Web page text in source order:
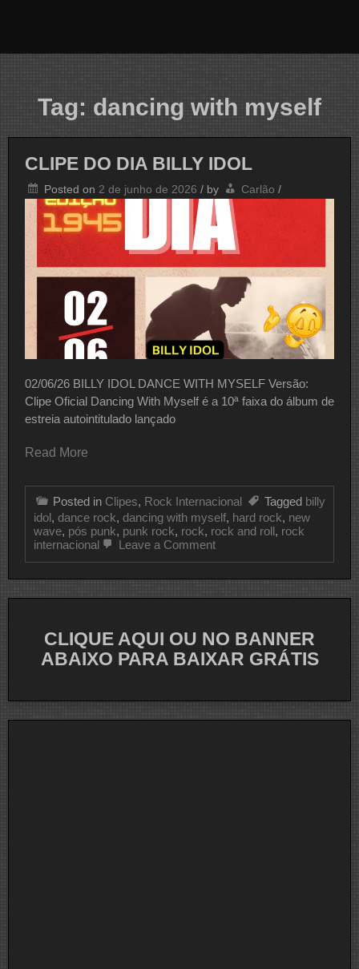
Tag: dancing with myself
CLIPE DO DIA BILLY IDOL
Posted on 2 de junho de 2026 / by Carlão /
02/06/26 BILLY IDOL DANCE WITH MYSELF Versão:
Clipe Oficial Dancing With Myself é a 10ª faixa do álbum de
estreia autointitulado lançado
Read More
Posted in Clipes, Rock Internacional Tagged billy
idol, dance rock, dancing with myself, hard rock, new
wave, pós punk, punk rock, rock, rock and roll, rock
internacional
Leave a Commenton
BILLY
CLIQUE AQUI OU NO BANNER
ABAIXO PARA BAIXAR GRÁTIS